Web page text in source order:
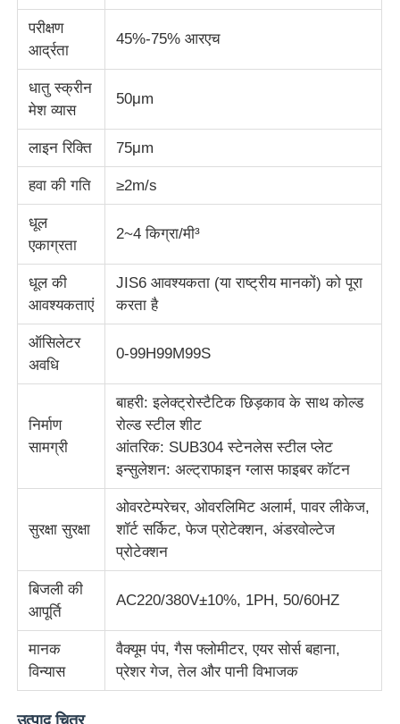
घर्षण परीक्षण मशीन
रबर परीक्षण उपकरण
जूते परीक्षण उपकरण
निर्माण सामग्री परीक्षण उपकरण
पैकेजिंग परीक्षण उपकरण
चिपकने वाला परीक्षण उपकरण
कपड़ा परीक्षण मशीन
तापमान और आर्द्रता नियंत्रक
परीक्षण
आर्द्रता
45%-75% आरएच
धातु स्क्रीन
मेश व्यास
50μm
लाइन रिक्ति 75μm
हवा की गति ≥2m/s
धूल
एकाग्रता
2~4 किग्रा/मी³
धूल की
आवश्यकताएं
JIS6 आवश्यकता (या राष्ट्रीय मानकों) को पूरा
करता है
ऑसिलेटर
अवधि
0-99H99M99S
निर्माण
सामग्री
बाहरी: इलेक्ट्रोस्टैटिक छिड़काव के साथ कोल्ड
रोल्ड स्टील शीट
आंतरिक: SUB304 स्टेनलेस स्टील प्लेट
इन्सुलेशन: अल्ट्राफाइन ग्लास फाइबर कॉटन
सुरक्षा सुरक्षा
ओवरटेम्परेचर, ओवरलिमिट अलार्म, पावर लीकेज,
शॉर्ट सर्किट, फेज प्रोटेक्शन, अंडरवोल्टेज
प्रोटेक्शन
बिजली की
आपूर्ति
AC220/380V±10%, 1PH, 50/60HZ
मानक
विन्यास
वैक्यूम पंप, गैस फ्लोमीटर, एयर सोर्स बहाना,
प्रेशर गेज, तेल और पानी विभाजक
उत्पाद चित्र